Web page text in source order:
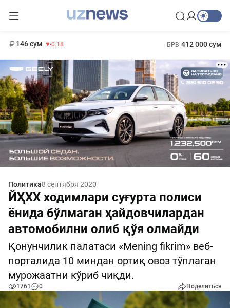
146 сум -0.18 БРВ 412 000 сум
Политика8 сентября 2020
ЙҲХХ ходимлари суғурта полиси
ёнида бўлмаган ҳайдовчилардан
автомобилни олиб қўя олмайди
Қонунчилик палатаси «Mening fikrim» веб-
порталида 10 миндан ортиқ овоз тўплаган
мурожаатни кўриб чиқди.
1761 0 Поделиться